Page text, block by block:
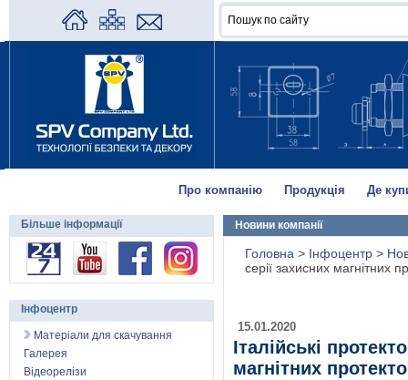
Про компанію Продукція Де
Новини компанії
Головна > Інфоцентр >
серії захисних магнітних
15.01.2020
Італійські
магнітних
Більше інформації
Інфоцентр
Матеріали для скачування
Галерея
Відеорелізи